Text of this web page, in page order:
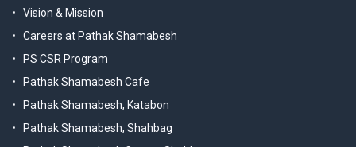
Vision & Mission
Careers at Pathak Shamabesh
PS CSR Program
Pathak Shamabesh Cafe
Pathak Shamabesh, Katabon
Pathak Shamabesh, Shahbag